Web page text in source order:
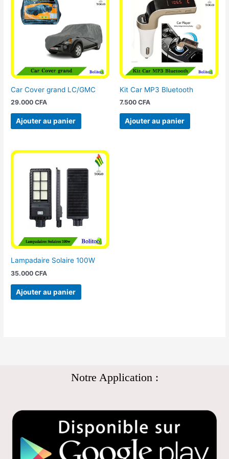
Car Cover grand LC/GMC
29.000CFA
Ajouter au panier
Kit Car MP3 Bluetooth
7.500 CFA
Ajouter au panier
Lampadaire Solaire 100W
35.000CFA
Ajouter au panier
Notre Application :